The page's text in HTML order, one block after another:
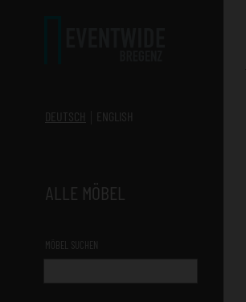
DEUTSCH ENGLISH
ALLE MÖBEL
MÖBEL SUCHEN